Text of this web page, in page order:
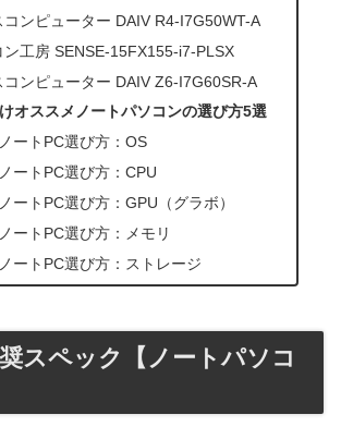
コンピューター DAIV R4-I7G50WT-A
ン工房 SENSE-15FX155-i7-PLSX
コンピューター DAIV Z6-I7G60SR-A
オススメノートパソコンの選び方5選
ートPC選び方：OS
ートPC選び方：CPU
ートPC選び方：GPU（グラボ）
ートPC選び方：メモリ
ートPC選び方：ストレージ
スペック【ノートパソコ